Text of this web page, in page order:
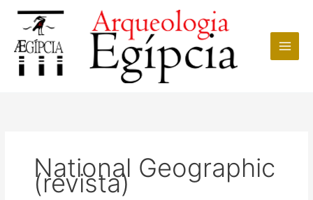
conteúdo
National Geographic
(revista)